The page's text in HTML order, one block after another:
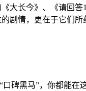
大长今》、《请回
剧情，更在于它们所
碑黑马”，你都能